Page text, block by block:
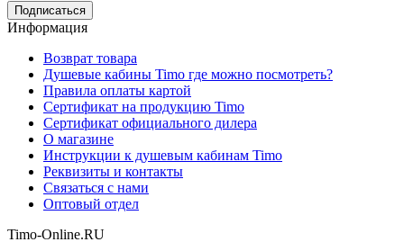
Информация
Возврат товара
Душевые кабины Timo где можно посмотреть?
Правила оплаты картой
Сертификат на продукцию Timo
Сертификат официального дилера
О магазине
Инструкции к душевым кабинам Timo
Реквизиты и контакты
Связаться с нами
Оптовый отдел
Timo-Online.RU